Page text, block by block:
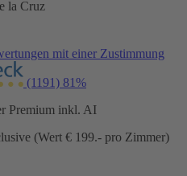
la Cruz
mit einer Zustimmung
(1191) 81%
Premium inkl. AI
(Wert € 199.- pro Zimmer)